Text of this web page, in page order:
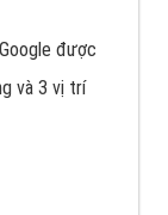
được
và 3 vị trí